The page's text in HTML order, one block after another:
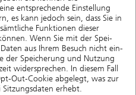
entsprechende Einstellung
es kann jedoch sein, dass Sie in
Funktionen dieser
Wenn Sie mit der Spei­
aus Ihrem Besuch nicht ein­
der Spei­che­rung und Nut­zung
wider­spre­chen. In diesem Fall
Out-Cookie abgelegt, was zur
erhebt.